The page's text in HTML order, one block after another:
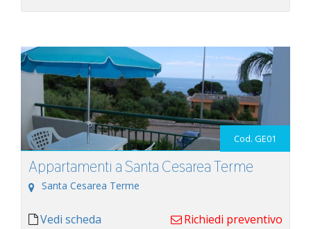
Cod. GE01
Appartamenti a Santa Cesarea Terme
Santa Cesarea Terme
Vedi scheda Richiedi preventivo